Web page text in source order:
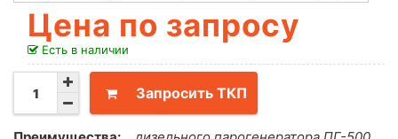
Цена по запросу
Есть в наличии
Запросить ТКП